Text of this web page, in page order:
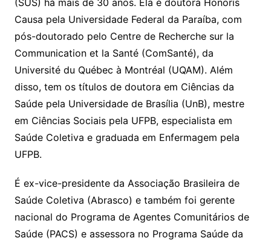
(SUS) há mais de 30 anos. Ela é doutora Honoris
Causa pela Universidade Federal da Paraíba, com
pós-doutorado pelo Centre de Recherche sur la
Communication et la Santé (ComSanté), da
Université du Québec à Montréal (UQAM). Além
disso, tem os títulos de doutora em Ciências da
Saúde pela Universidade de Brasília (UnB), mestre
em Ciências Sociais pela UFPB, especialista em
Saúde Coletiva e graduada em Enfermagem pela
UFPB.
É ex-vice-presidente da Associação Brasileira de
Saúde Coletiva (Abrasco) e também foi gerente
nacional do Programa de Agentes Comunitários de
Saúde (PACS) e assessora no Programa Saúde da